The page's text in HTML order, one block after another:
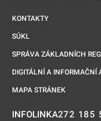
KONTAKTY
SÚKL
SPRÁVA ZÁKLADNÍCH
DIGITÁLNÍ A INFORMAČNÍ
MAPA STRÁNEK
INFOLINKA272 185